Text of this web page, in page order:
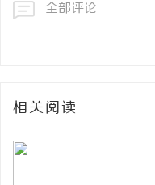
全部评论
相关阅读